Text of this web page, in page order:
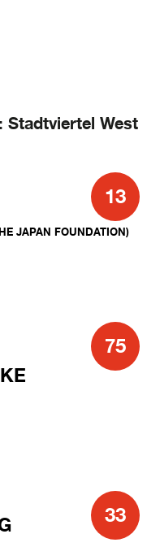
Stadtviertel West
13
JAPAN FOUNDATION)
75
33